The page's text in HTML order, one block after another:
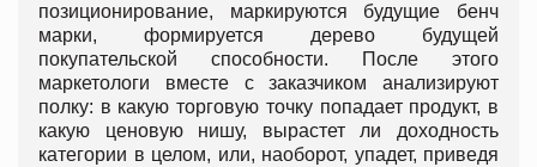
позиционирование, маркируются будущие бенч
марки, формируется дерево будущей
покупательской способности. После этого
маркетологи вместе с заказчиком анализируют
полку: в какую торговую точку попадает продукт, в
какую ценовую нишу, вырастет ли доходность
категории в целом, или, наоборот, упадет, приведя